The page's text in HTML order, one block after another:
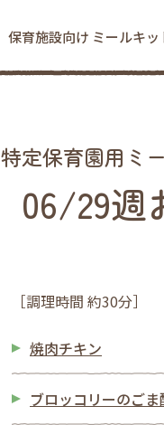
保育施設向け ミールキッ
特定保育園用ミ
06/29週
［調理時間 約30分］
焼肉チキン
ブロッコリーのごま